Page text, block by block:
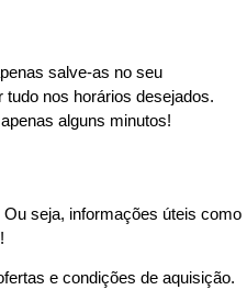
salve-as no seu
nos horários desejados.
alguns minutos!
seja, informações úteis como
e condições de aquisição.